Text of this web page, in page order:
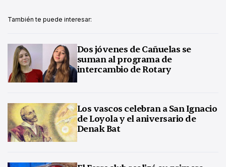
También te puede interesar:
Dos jóvenes de Cañuelas se
suman al programa de
intercambio de Rotary
Los vascos celebran a San Ignacio
de Loyola y el aniversario de
Denak Bat